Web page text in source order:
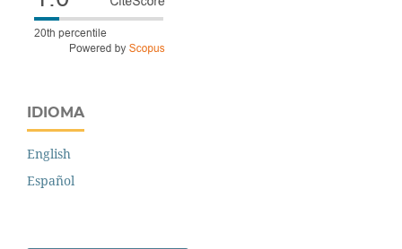
IDIOMA
English
Español